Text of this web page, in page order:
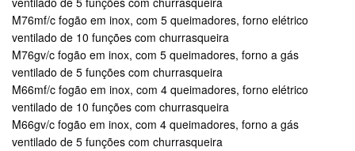
M76mf/c fogão em inox, com 5 queimadores, forno elétrico
ventilado de 10 funções com churrasqueira
M76gv/c fogão em inox, com 5 queimadores, forno a gás
ventilado de 5 funções com churrasqueira
M66mf/c fogão em inox, com 4 queimadores, forno elétrico
ventilado de 10 funções com churrasqueira
M66gv/c fogão em inox, com 4 queimadores, forno a gás
ventilado de 5 funções com churrasqueira